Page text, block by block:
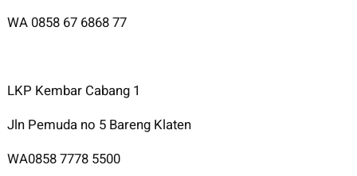
WA 0858 67 6868 77
LKP Kembar Cabang 1
Jln Pemuda no 5 Bareng Klaten
WA0858 7778 5500